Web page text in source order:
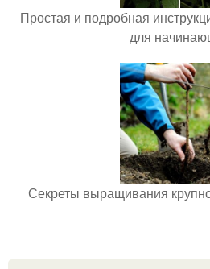
Простая и подробная
для
Секреты выращивания